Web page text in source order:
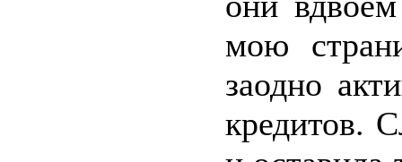
мою
заодно
кредитов.